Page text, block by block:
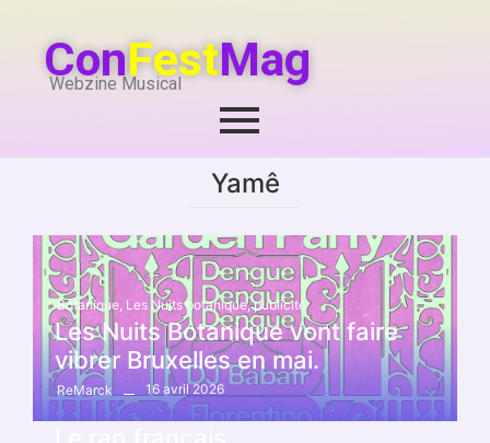
ConFestMag
Webzine Musical
Yamê
Botanique, Les Nuits botanique, publicité
Les Nuits Botanique vont faire
vibrer Bruxelles en mai.
ReMarck
16 avril 2026
cabaret vert, Festivals